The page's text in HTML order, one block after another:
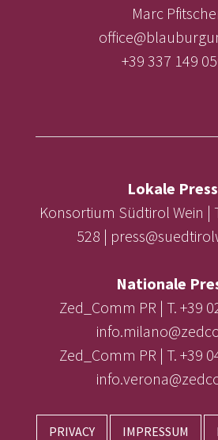
Marc
+39 337 149
Lokale
Konsortium Südtirol Wein |
528 |
Nationale
Zed_Comm PR | T. +39
Zed_Comm PR | T. +39
PRIVACY IMPRESSUM